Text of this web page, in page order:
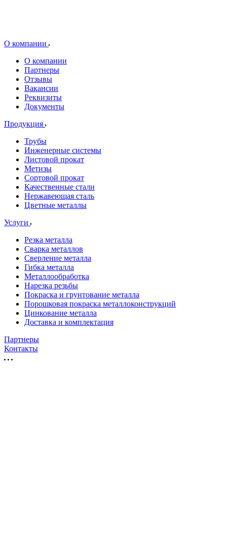
О компании
О компании
Партнеры
Отзывы
Вакансии
Реквизиты
Документы
Продукция
Трубы
Инженерные системы
Листовой прокат
Метизы
Сортовой прокат
Качественные стали
Нержавеющая сталь
Цветные металлы
Услуги
Резка металла
Сварка металлов
Сверление металла
Гибка металла
Металлообработка
Нарезка резьбы
Покраска и грунтование металла
Порошковая покраска металлоконструкций
Цинкование металла
Доставка и комплектация
Партнеры
Контакты